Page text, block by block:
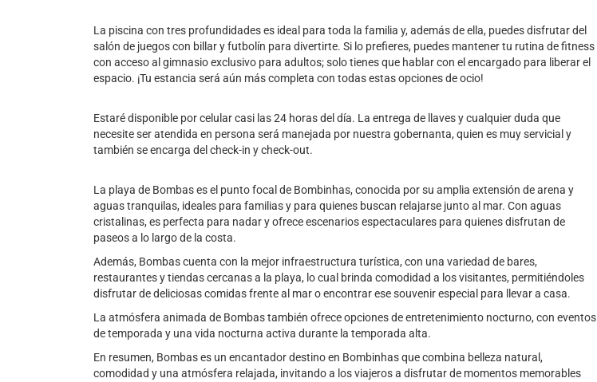
La piscina con tres profundidades es ideal para toda la familia y, además de ella, puedes disfrutar del
salón de juegos con billar y futbolín para divertirte. Si lo prefieres, puedes mantener tu rutina de fitness
con acceso al gimnasio exclusivo para adultos; solo tienes que hablar con el encargado para liberar el
espacio. ¡Tu estancia será aún más completa con todas estas opciones de ocio!
Estaré disponible por celular casi las 24 horas del día. La entrega de llaves y cualquier duda que
necesite ser atendida en persona será manejada por nuestra gobernanta, quien es muy servicial y
también se encarga del check-in y check-out.
La playa de Bombas es el punto focal de Bombinhas, conocida por su amplia extensión de arena y
aguas tranquilas, ideales para familias y para quienes buscan relajarse junto al mar. Con aguas
cristalinas, es perfecta para nadar y ofrece escenarios espectaculares para quienes disfrutan de
paseos a lo largo de la costa.
Además, Bombas cuenta con la mejor infraestructura turística, con una variedad de bares,
restaurantes y tiendas cercanas a la playa, lo cual brinda comodidad a los visitantes, permitiéndoles
disfrutar de deliciosas comidas frente al mar o encontrar ese souvenir especial para llevar a casa.
La atmósfera animada de Bombas también ofrece opciones de entretenimiento nocturno, con eventos
de temporada y una vida nocturna activa durante la temporada alta.
En resumen, Bombas es un encantador destino en Bombinhas que combina belleza natural,
comodidad y una atmósfera relajada, invitando a los viajeros a disfrutar de momentos memorables